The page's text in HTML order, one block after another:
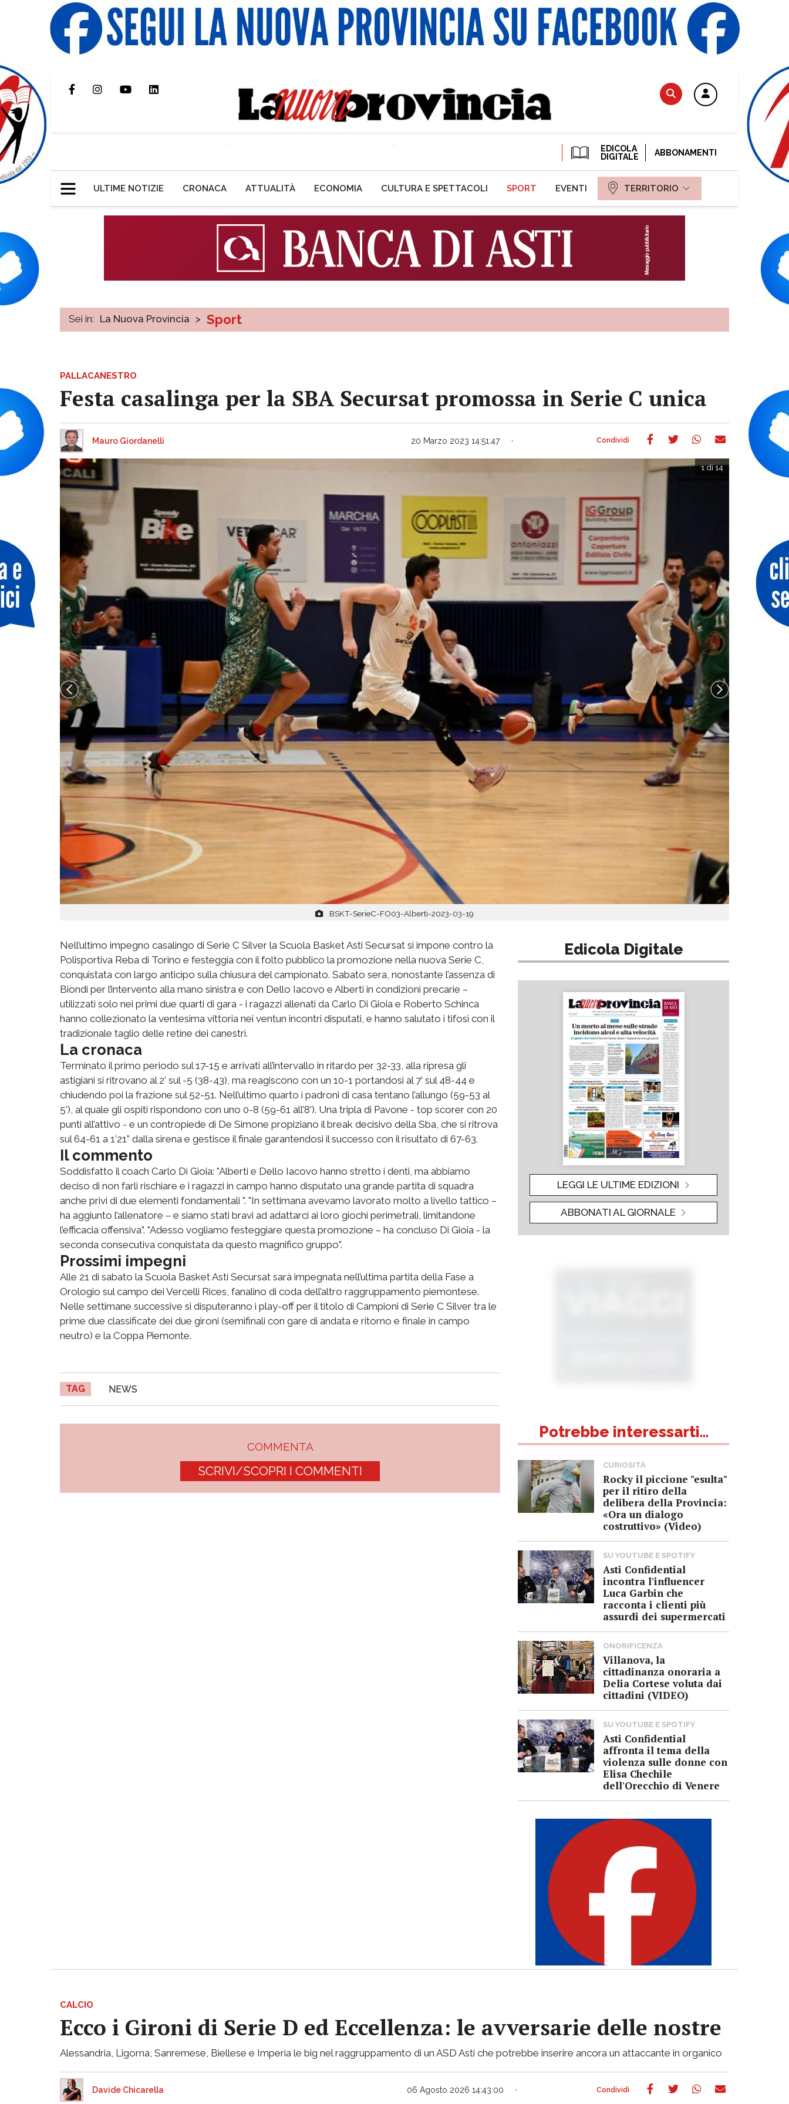
EDICOLA
DIGITALE
ABBONAMENTI
ULTIME NOTIZIE CRONACA ATTUALITÀ ECONOMIA CULTURA E SPETTACOLI SPORT EVENTI TERRITORIO
Sei in: La Nuova Provincia > Sport
PALLACANESTRO
Festa casalinga per la SBA Secursat promossa in Serie C unica
Mauro Giordanelli 20 Marzo 2023 14:51:47
BSKT-SerieC-FO03-Alberti-2023-03-19
1 di 14
Nell’ultimo impegno casalingo di Serie C Silver la Scuola Basket Asti Secursat si impone contro la
Polisportiva Reba di Torino e festeggia con il folto pubblico la promozione nella nuova Serie C,
conquistata con largo anticipo sulla chiusura del campionato. Sabato sera, nonostante l’assenza di
Biondi per l’intervento alla mano sinistra e con Dello Iacovo e Alberti in condizioni precarie –
utilizzati solo nei primi due quarti di gara - i ragazzi allenati da Carlo Di Gioia e Roberto Schinca
hanno collezionato la ventesima vittoria nei ventun incontri disputati, e hanno salutato i tifosi con il
tradizionale taglio delle retine dei canestri.
La cronaca
Terminato il primo periodo sul 17-15 e arrivati all’intervallo in ritardo per 32-33, alla ripresa gli
astigiani si ritrovano al 2’ sul -5 (38-43), ma reagiscono con un 10-1 portandosi al 7’ sul 48-44 e
chiudendo poi la frazione sul 52-51. Nell’ultimo quarto i padroni di casa tentano l’allungo (59-53 al
5’), al quale gli ospiti rispondono con uno 0-8 (59-61 all’8’). Una tripla di Pavone - top scorer con 20
punti all’attivo - e un contropiede di De Simone propiziano il break decisivo della Sba, che si ritrova
sul 64-61 a 1’21” dalla sirena e gestisce il finale garantendosi il successo con il risultato di 67-63.
Il commento
Soddisfatto il coach Carlo Di Gioia: "Alberti e Dello Iacovo hanno stretto i denti, ma abbiamo
deciso di non farli rischiare e i ragazzi in campo hanno disputato una grande partita di squadra
anche privi di due elementi fondamentali ". "In settimana avevamo lavorato molto a livello tattico –
ha aggiunto l’allenatore – e siamo stati bravi ad adattarci ai loro giochi perimetrali, limitandone
l’efficacia offensiva". "Adesso vogliamo festeggiare questa promozione – ha concluso Di Gioia - la
seconda consecutiva conquistata da questo magnifico gruppo".
Prossimi impegni
Alle 21 di sabato la Scuola Basket Asti Secursat sarà impegnata nell’ultima partita della Fase a
Orologio sul campo dei Vercelli Rices, fanalino di coda dell’altro raggruppamento piemontese.
Nelle settimane successive si disputeranno i play-off per il titolo di Campioni di Serie C Silver tra le
prime due classificate dei due gironi (semifinali con gare di andata e ritorno e finale in campo
neutro) e la Coppa Piemonte.
TAG NEWS
COMMENTA
SCRIVI/SCOPRI I COMMENTI
Edicola Digitale
LEGGI LE ULTIME EDIZIONI
ABBONATI AL GIORNALE
Potrebbe interessarti...
CURIOSITÀ
Rocky il piccione "esulta"
per il ritiro della
delibera della Provincia:
«Ora un dialogo
costruttivo» (Video)
SU YOUTUBE E SPOTIFY
Asti Confidential
incontra l'influencer
Luca Garbin che
racconta i clienti più
assurdi dei supermercati
ONORIFICENZA
Villanova, la
cittadinanza onoraria a
Delia Cortese voluta dai
cittadini (VIDEO)
SU YOUTUBE E SPOTIFY
Asti Confidential
affronta il tema della
violenza sulle donne con
Elisa Chechile
dell'Orecchio di Venere
CALCIO
Ecco i Gironi di Serie D ed Eccellenza: le avversarie delle nostre
Alessandria, Ligorna, Sanremese, Biellese e Imperia le big nel raggruppamento di un ASD Asti che potrebbe inserire ancora un attaccante in organico
Davide Chicarella 06 Agosto 2026 14:43:00